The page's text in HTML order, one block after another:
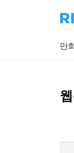
리
디
으
만